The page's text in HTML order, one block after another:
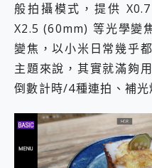
般拍攝模式，提供
X2.5 (60mm) 等光學變
變焦，以小米日常幾乎
主題來說，其實就滿夠
倒數計時/4種連拍、補光